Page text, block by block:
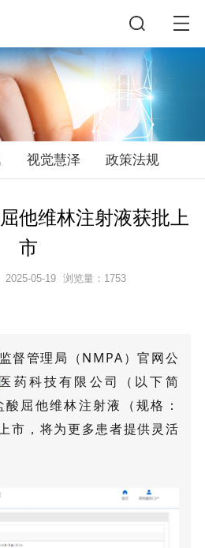
视觉慧泽 政策法规
他维林注射液获批上
市
2025-05-19 浏览量：1753
督管理局（NMPA）官网公
医药科技有限公司（以下简
酸屈他维林注射液（规格：
市，将为更多患者提供灵活